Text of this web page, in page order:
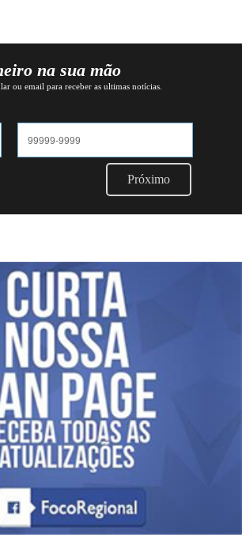
na sua mão
ou email para receber as ultimas notícias.
Próximo